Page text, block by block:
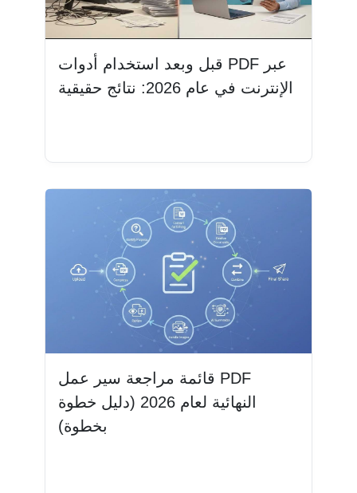
قبل وبعد استخدام أدوات PDF عبر
الإنترنت في عام 2026: نتائج حقيقية
قائمة مراجعة سير عمل PDF
النهائية لعام 2026 (دليل خطوة
بخطوة)